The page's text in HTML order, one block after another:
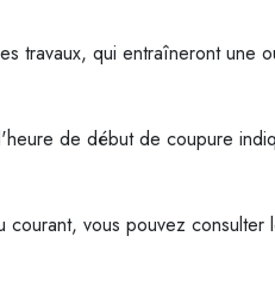
travaux, qui entraîneront une
de début de coupure
vous pouvez